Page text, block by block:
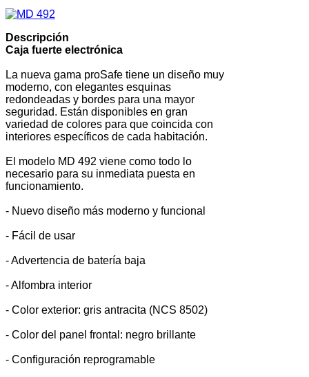
Descripción
Caja fuerte electrónica
La nueva gama proSafe tiene un diseño muy
moderno, con elegantes esquinas
redondeadas y bordes para una mayor
seguridad. Están disponibles en gran
variedad de colores para que coincida con
interiores específicos de cada habitación.
El modelo MD 492 viene como todo lo
necesario para su inmediata puesta en
funcionamiento.
- Nuevo diseño más moderno y funcional
- Fácil de usar
- Advertencia de batería baja
- Alfombra interior
- Color exterior: gris antracita (NCS 8502)
- Color del panel frontal: negro brillante
- Configuración reprogramable